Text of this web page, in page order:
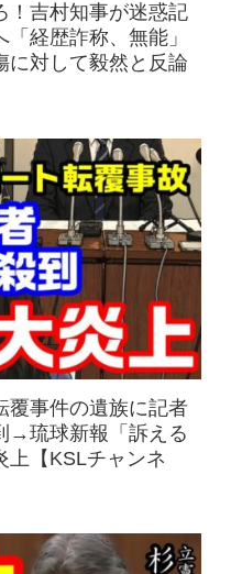
！吉村知事が迷惑記
経歴詐称、無能」
に対して毅然と反論
覆事件の遺族に記者
→琉球新報「訴える
上【KSLチャンネ